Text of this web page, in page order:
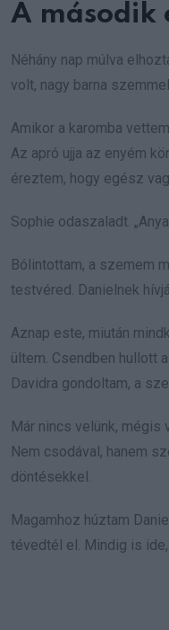
A második
Néhány nap múlva
volt, nagy barna
Amikor a karomba
Az apró ujja az enyém
éreztem, hogy egész
Sophie odaszaladt.
Bólintottam, a szemem
testvéred. Danielnek
Aznap este, miután
ültem. Csendben hullott
Davidra gondoltam, a
Már nincs velünk,
Nem csodával, hanem
döntésekkel.
Magamhoz húztam
tévedtél el. Mindig is ide,